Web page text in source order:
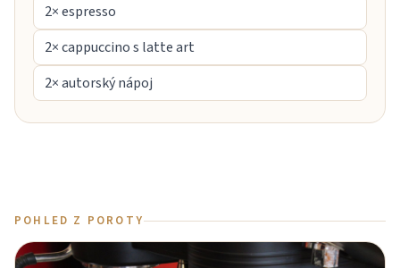
2× espresso
2× cappuccino s latte art
2× autorský nápoj
POHLED Z POROTY